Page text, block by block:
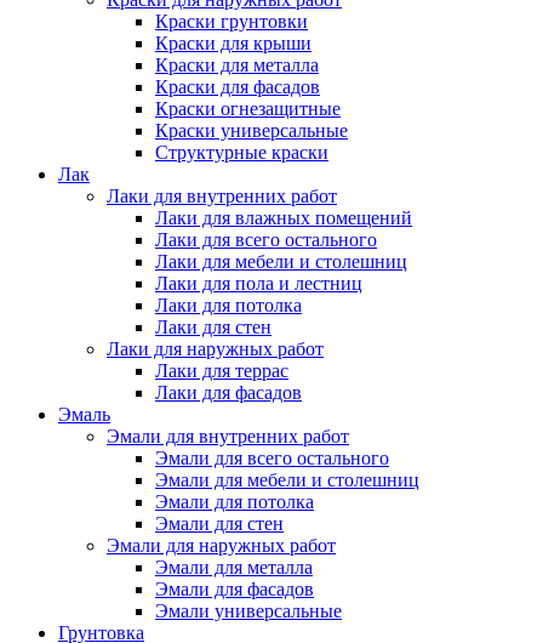
Краски грунтовки
Краски для крыши
Краски для металла
Краски для фасадов
Краски огнезащитные
Краски универсальные
Структурные краски
Лак
Лаки для внутренних работ
Лаки для влажных помещений
Лаки для всего остального
Лаки для мебели и столешниц
Лаки для пола и лестниц
Лаки для потолка
Лаки для стен
Лаки для наружных работ
Лаки для террас
Лаки для фасадов
Эмаль
Эмали для внутренних работ
Эмали для всего остального
Эмали для мебели и столешниц
Эмали для потолка
Эмали для стен
Эмали для наружных работ
Эмали для металла
Эмали для фасадов
Эмали универсальные
Грунтовка